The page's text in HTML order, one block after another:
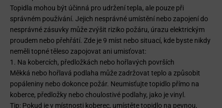
Topidla mohou být účinná pro udržení tepla, ale pouze při
správném používání. Jejich nesprávné umístění nebo zapojení do
nesprávné zásuvky může zvýšit riziko požáru, úrazu elektrickým
proudem nebo přehřátí. Zde je 9 míst nebo situací, kde byste nikdy
neměli topné těleso zapojovat ani umisťovat:
1. Na kobercích, předložkách nebo hořlavých površích
Měkká nebo hořlavá podlaha může zadržovat teplo a způsobit
popáleniny nebo dokonce požár. Neumisťujte topidlo přímo na
koberce, předložky nebo choulostivé podlahy, jako je vinyl.
Tip: Pokud je v místnosti koberec, umístěte topidlo na pevnou,